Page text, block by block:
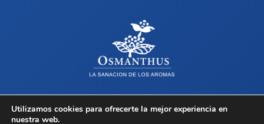
Sobre OsmanthusTiendaContactoTérminos y Condiciones
Utilizamos cookies para ofrecerte la mejor experiencia en
nuestra web.